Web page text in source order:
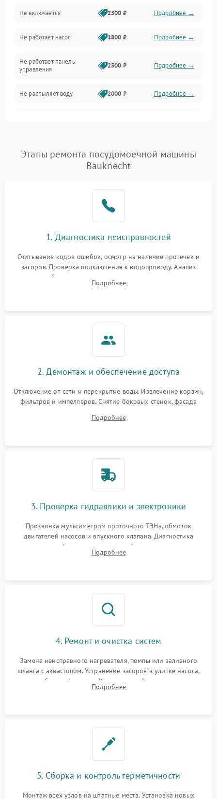
Нагрев
Вода
Гигиена
Программное обеспечение
Не включается 2500 ₽ Подробнее →
Не работает насос 1800 ₽ Подробнее →
Не работает панель
управления
2500 ₽ Подробнее →
Не распыляет воду 2000 ₽ Подробнее →
Проблемы с набором
воды
1800 ₽ Подробнее →
1700 ₽
циркуляционным насосом
2100 ₽ Подробнее →
Этапы ремонта посудомоечной машины
Bauknecht
1. Диагностика неисправностей
Считывание кодов ошибок, осмотр на наличие протечек и
засоров. Проверка подключения к водопроводу. Анализ
жалоб на отсутствие слива, нагрева, вращения
разбрызгивателей или срабатывание системы защиты
Подробнее
2. Демонтаж и обеспечение доступа
Отключение от сети и перекрытие воды. Извлечение корзин,
фильтров и импеллеров. Снятие боковых стенок, фасада
циркуляционному насосу, ТЭНу и сливной помпе.
Подробнее
3. Проверка гидравлики и электроники
Прозвонка мультиметром проточного ТЭНа, обмоток
двигателей насосов и впускного клапана. Диагностика
прессостата (датчика уровня воды), датчика мутности,
концевика дверцы и электронного модуля управления.
Подробнее
4. Ремонт и очистка систем
Замена неисправного нагревателя, помпы или заливного
шланга с аквастопом. Устранение засоров в улитке насоса,
патрубках и фильтрах. Компонентный ремонт платы
управления, восстановление поврежденной проводки.
Подробнее
5. Сборка и контроль герметичности
Монтаж всех узлов на штатные места. Установка новых